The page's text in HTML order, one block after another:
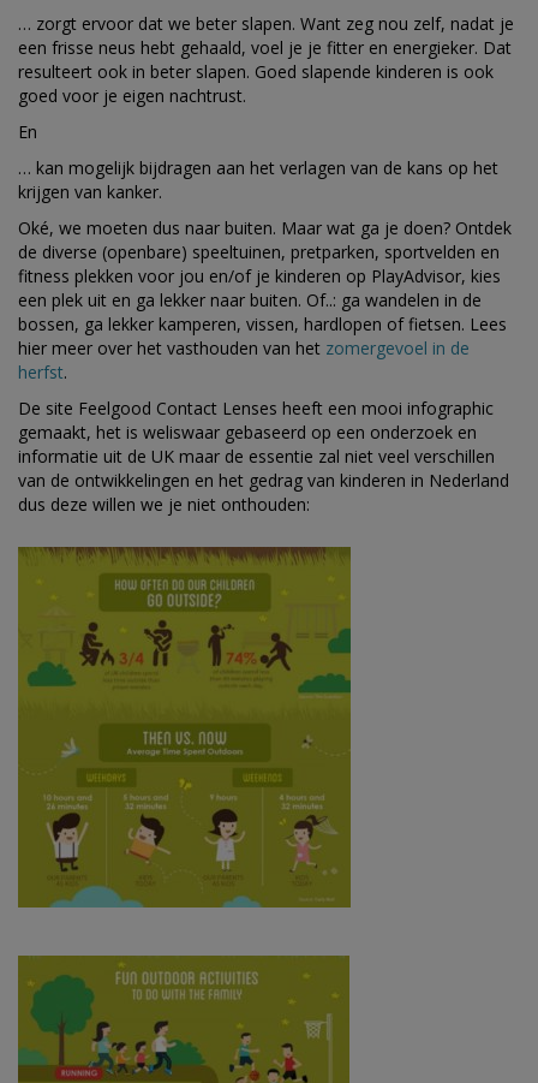
… zorgt ervoor dat we beter slapen. Want zeg nou zelf, nadat je
een frisse neus hebt gehaald, voel je je fitter en energieker. Dat
resulteert ook in beter slapen. Goed slapende kinderen is ook
goed voor je eigen nachtrust.
En
… kan mogelijk bijdragen aan het verlagen van de kans op het
krijgen van kanker.
Oké, we moeten dus naar buiten. Maar wat ga je doen? Ontdek
de diverse (openbare) speeltuinen, pretparken, sportvelden en
fitness plekken voor jou en/of je kinderen op PlayAdvisor, kies
een plek uit en ga lekker naar buiten. Of..: ga wandelen in de
bossen, ga lekker kamperen, vissen, hardlopen of fietsen. Lees
hier meer over het vasthouden van het zomergevoel in de
herfst.
De site Feelgood Contact Lenses heeft een mooi infographic
gemaakt, het is weliswaar gebaseerd op een onderzoek en
informatie uit de UK maar de essentie zal niet veel verschillen
van de ontwikkelingen en het gedrag van kinderen in Nederland
dus deze willen we je niet onthouden: